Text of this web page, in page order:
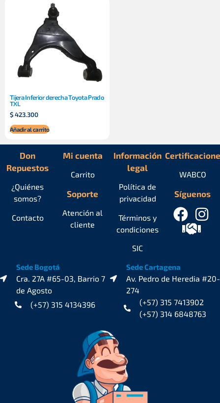
Tijera Inferior derecha Toyota Prado
TXL
$423.300
Añadir al carrito
Don
Repuestos
¿Quiénes
somos?
Contacto
Mi cuenta
Carrito
Soporte
Atención al
cliente
Información
legal
Política de
privacidad
Términos y
condiciones
SIC
Síguenos
WABCO
Sede Bogotá
Cra. 27A #65-03, Barrio 7
de Agosto
(+57) 315 4134396
Sede Cartagena
Av. Pedro de Heredia #20-
274
(+57) 315 7413902
(+57) 314 6848763